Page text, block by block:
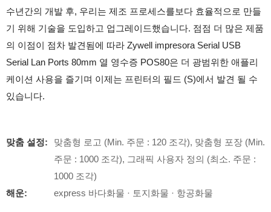
수년간의 개발 후, 우리는 제조 프로세스를보다 효율적으로 만들
기 위해 기술을 도입하고 업그레이드했습니다. 점점 더 많은 제품
의 이점이 점차 발견됨에 따라 Zywell impresora Serial USB
Serial Lan Ports 80mm 열 영수증 POS80은 더 광범위한 애플리
케이션 사용을 즐기며 이제는 프린터의 필드 (S)에서 발견 될 수
있습니다.
맞춤 설정:
맞춤형 로고 (Min. 주문 : 120 조각), 맞춤형 포장 (Min.
주문 : 1000 조각), 그래픽 사용자 정의 (최소. 주문 :
1000 조각)
해운:
express 바다화물 · 토지화물 · 항공화물